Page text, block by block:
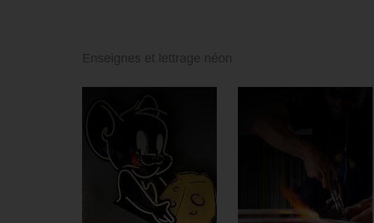
Enseignes et lettrage néon